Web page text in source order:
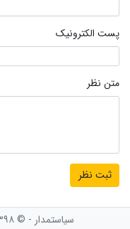
پست الکترونیک
متن نظر
سیاستمدار - © ۱۳۹۸ -